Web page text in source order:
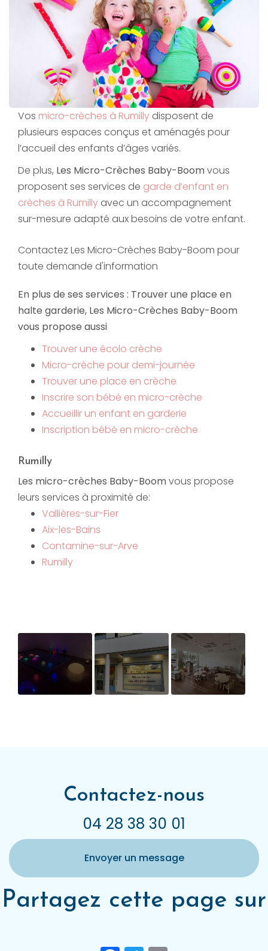
Vos micro-crèches à Rumilly disposent de
plusieurs espaces conçus et aménagés pour
l’accueil des enfants d’âges variés.
De plus, Les Micro-Crèches Baby-Boomvous
proposent ses services de garde d’enfant en
crèches à Rumilly avec un accompagnement
sur-mesure adapté aux besoins de votre enfant.
Contactez Les Micro-Crèches Baby-Boom pour
toute demande d'information
En plus de ses services : Trouver une place en
halte garderie, Les Micro-Crèches Baby-Boom
vous propose aussi
Trouver une écolo crèche
Micro-crèche pour demi-journée
Trouver une place en crèche
Inscrire son bébé en micro-crèche
Accueillir un enfant en garderie
Inscription bébé en micro-crèche
Rumilly
Les micro-crèches Baby-Boomvous propose
leurs services à proximité de:
Vallières-sur-Fier
Aix-les-Bains
Contamine-sur-Arve
Rumilly
Contactez-nous
04 28 38 30 01
Envoyer un message
Partagez cette page sur